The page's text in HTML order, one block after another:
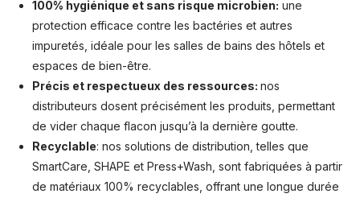
100% hygiénique et sans risque microbien: une
protection efficace contre les bactéries et autres
impuretés, idéale pour les salles de bains des hôtels et
espaces de bien-être.
Précis et respectueux des ressources: nos
distributeurs dosent précisément les produits, permettant
de vider chaque flacon jusqu’à la dernière goutte.
Recyclable: nos solutions de distribution, telles que
SmartCare, SHAPE et Press+Wash, sont fabriquées à partir
de matériaux 100% recyclables, offrant une longue durée